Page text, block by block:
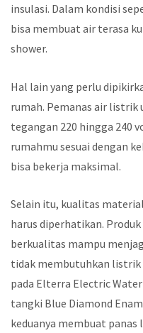
insulasi. Dalam kondisi
bisa membuat air terasa
shower.
Hal lain yang perlu
rumah. Pemanas air
tegangan 220 hingga 240
rumahmu sesuai dengan
bisa bekerja maksimal.
Selain itu, kualitas
harus diperhatikan.
berkualitas mampu
tidak membutuhkan listrik
pada Elterra Electric
tangki Blue Diamond
keduanya membuat